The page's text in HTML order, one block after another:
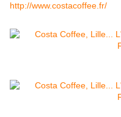
http://www.costacoffee.fr/